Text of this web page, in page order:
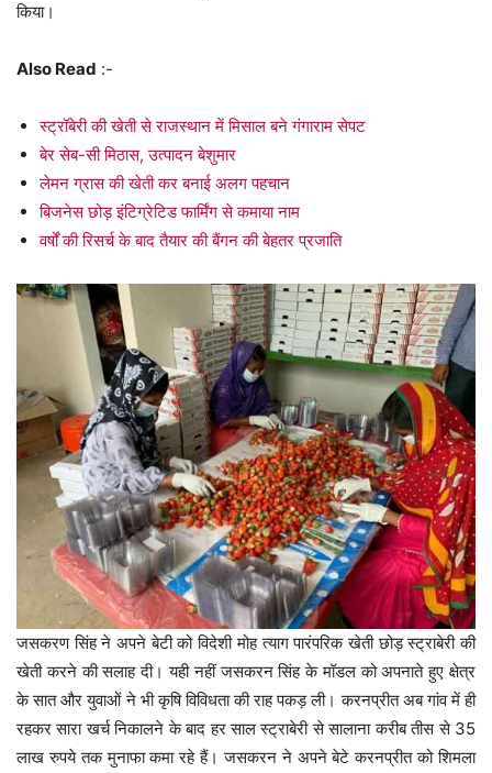
किया।
Also Read :-
स्ट्रॉबेरी की खेती से राजस्थान में मिसाल बने गंगाराम सेपट
बेर सेब-सी मिठास, उत्पादन बेशुमार
लेमन ग्रास की खेती कर बनाई अलग पहचान
बिजनेस छोड़ इंटिग्रेटिड फार्मिंग से कमाया नाम
वर्षों की रिसर्च के बाद तैयार की बैंगन की बेहतर प्रजाति
जसकरण सिंह ने अपने बेटी को विदेशी मोह त्याग पारंपरिक खेती छोड़ स्ट्राबेरी की
खेती करने की सलाह दी। यही नहीं जसकरन सिंह के मॉडल को अपनाते हुए क्षेत्र
के सात और युवाओं ने भी कृषि विविधता की राह पकड़ ली। करनप्रीत अब गांव में ही
रहकर सारा खर्च निकालने के बाद हर साल स्ट्राबेरी से सालाना करीब तीस से 35
लाख रुपये तक मुनाफा कमा रहे हैं। जसकरन ने अपने बेटे करनप्रीत को शिमला